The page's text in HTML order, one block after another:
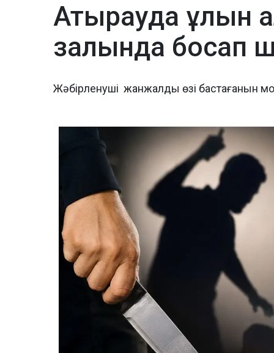
Атырауда ұлын
залында босап
Жәбірленуші жанжалды өзі бастағанын